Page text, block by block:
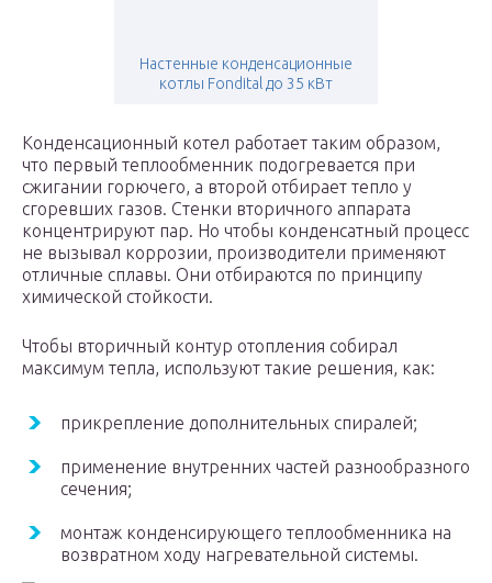
Настенные конденсационные
котлы Fondital до 35 кВт
Конденсационный котел работает таким образом,
что первый теплообменник подогревается при
сжигании горючего, а второй отбирает тепло у
сгоревших газов. Стенки вторичного аппарата
концентрируют пар. Но чтобы конденсатный процесс
не вызывал коррозии, производители применяют
отличные сплавы. Они отбираются по принципу
химической стойкости.
Чтобы вторичный контур отопления собирал
максимум тепла, используют такие решения, как:
прикрепление дополнительных спиралей;
применение внутренних частей разнообразного
сечения;
монтаж конденсирующего теплообменника на
возвратном ходу нагревательной системы.